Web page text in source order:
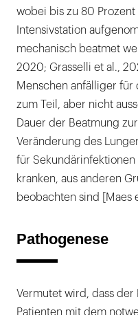
wobei bis zu 80
Intensivstation
mechanisch beatmet
2020; Grasselli et al.,
Menschen anfälliger für
zum Teil, aber nicht
Dauer der Beatmung
Veränderung des
für
kranken, aus anderen
beobachten sind [Maes
Pathogenese
Vermutet wird, dass
Patienten mit dem